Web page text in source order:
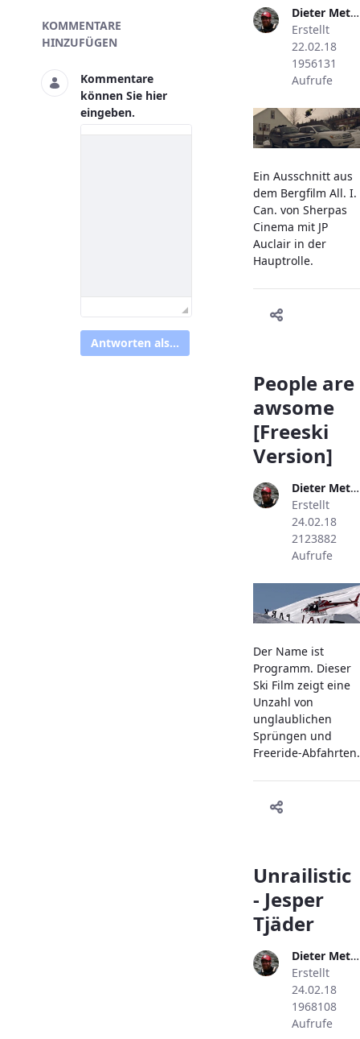
Skivideo
KOMMENTARE
HINZUFÜGEN
Kommentare
können Sie hier
eingeben.
Antworten als...
Dieter Metzler
Erstellt
22.02.18
1956131
Aufrufe
Ein Ausschnitt aus
dem Bergfilm All. I.
Can. von Sherpas
Cinema mit JP
Auclair in der
Hauptrolle.
People are
awsome
[Freeski
Version]
Dieter Metzler
Erstellt
24.02.18
2123882
Aufrufe
Der Name ist
Programm. Dieser
Ski Film zeigt eine
Unzahl von
unglaublichen
Sprüngen und
Freeride-Abfahrten.
Unrailistic
- Jesper
Tjäder
Dieter Metzler
Erstellt
24.02.18
1968108
Aufrufe